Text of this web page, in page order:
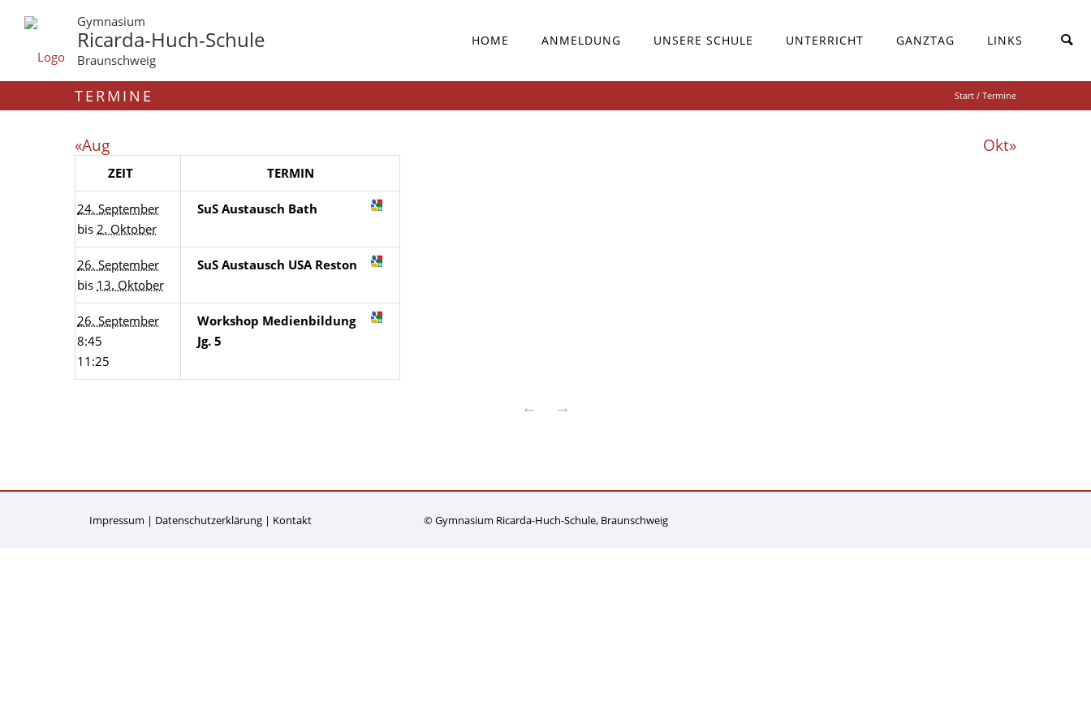
Gymnasium
Ricarda-Huch-Schule
Braunschweig
HOME ANMELDUNG UNSERE SCHULE UNTERRICHT GANZTAG LINKS
TERMINE Start / Termine
«Aug Okt»
ZEIT TERMIN
24. September
bis 2. Oktober
SuS Austausch Bath
26. September
bis 13. Oktober
SuS Austausch USA Reston
26. September
8:45
11:25
Workshop Medienbildung
Jg. 5
← →
Impressum Datenschutzerklärung Kontakt © Gymnasium Ricarda-Huch-Schule, Braunschweig